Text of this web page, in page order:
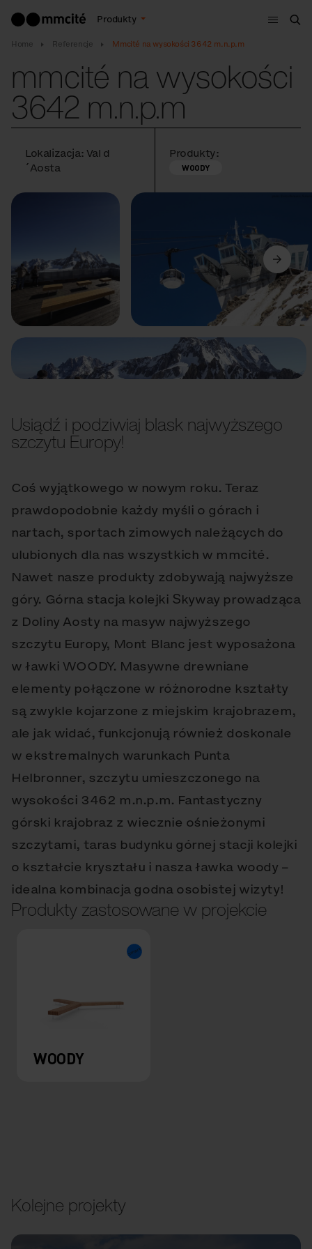
Produkty
Menu
Home Referencje Mmcité na wysokości 3642 m.n.p.m
mmcité na wysokości
3642 m.n.p.m
Lokalizacja: Val d
´Aosta
Produkty:
WOODY
Poprzedni Dalej
Usiądź i podziwiaj blask najwyższego
szczytu Europy!
Coś wyjątkowego w nowym roku. Teraz
prawdopodobnie każdy myśli o górach i
nartach, sportach zimowych należących do
ulubionych dla nas wszystkich w mmcité.
Nawet nasze produkty zdobywają najwyższe
góry. Górna stacja kolejki Skyway prowadząca
z Doliny Aosty na masyw najwyższego
szczytu Europy, Mont Blanc jest wyposażona
w ławki WOODY. Masywne drewniane
elementy połączone w różnorodne kształty
są zwykle kojarzone z miejskim krajobrazem,
ale jak widać, funkcjonują również doskonale
w ekstremalnych warunkach Punta
Helbronner, szczytu umieszczonego na
wysokości 3462 m.n.p.m. Fantastyczny
górski krajobraz z wiecznie ośnieżonymi
szczytami, taras budynku górnej stacji kolejki
o kształcie kryształu i nasza ławka woody –
idealna kombinacja godna osobistej wizyty!
Produkty zastosowane w projekcie
WOODY
Kolejne projekty